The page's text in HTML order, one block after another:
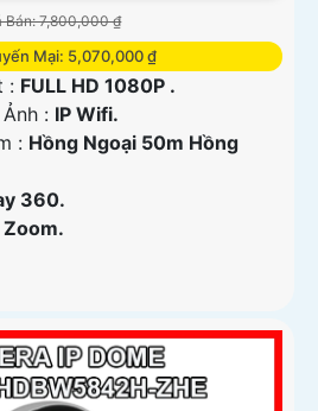
Bán: 7,800,000 ₫
Mại: 5,070,000 ₫
: FULL HD 1080P .
: IP Wifi.
: Hồng Ngoại 50m Hồng
360.
Zoom.